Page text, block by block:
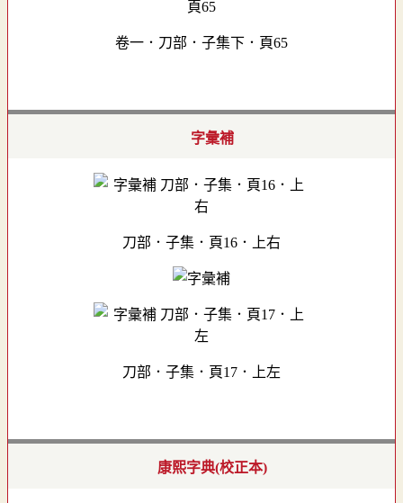
卷一．刀部．子集下．頁65
字彙補
刀部．子集．頁16．上右
刀部．子集．頁17．上左
康熙字典(校正本)